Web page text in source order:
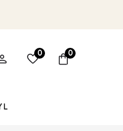
0 0